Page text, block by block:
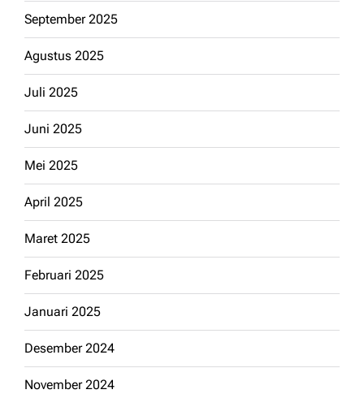
September 2025
Agustus 2025
Juli 2025
Juni 2025
Mei 2025
April 2025
Maret 2025
Februari 2025
Januari 2025
Desember 2024
November 2024